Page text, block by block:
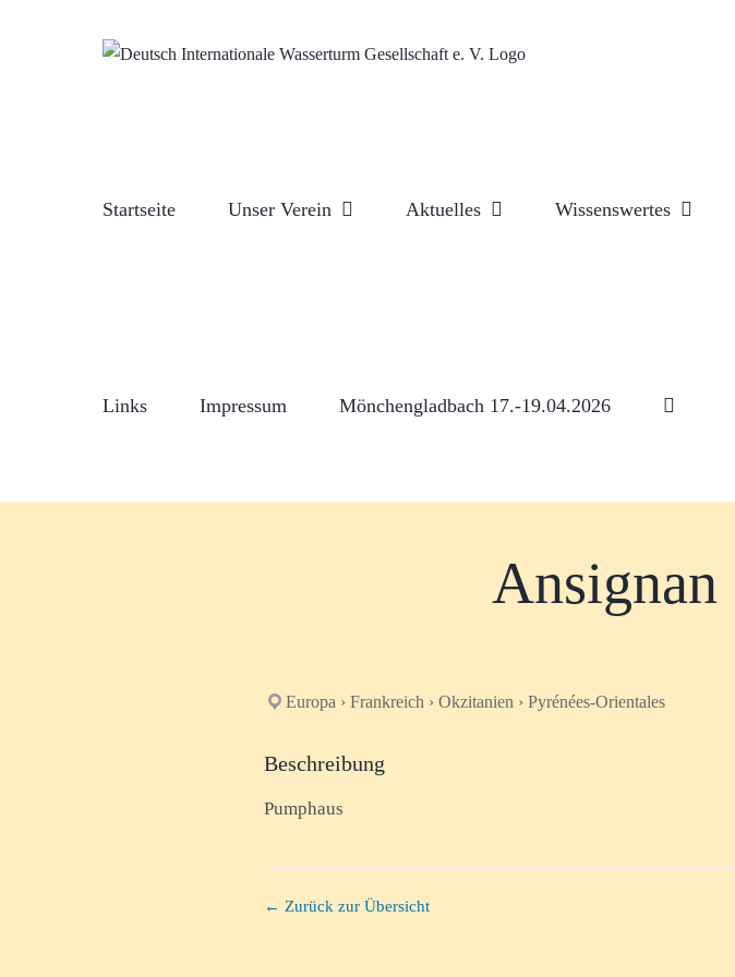
Startseite Unser Verein Aktuelles Wissenswertes
Links Impressum Mönchengladbach 17.-19.04.2026
Ansignan
Europa › Frankreich › Okzitanien › Pyrénées-Orientales
Beschreibung
Pumphaus
← Zurück zur Übersicht